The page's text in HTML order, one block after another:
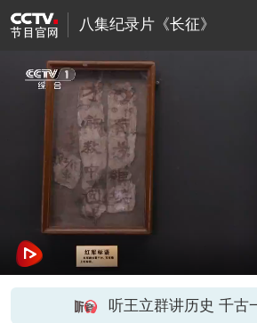
八集纪录片《长征》
听王立群讲历史 千古